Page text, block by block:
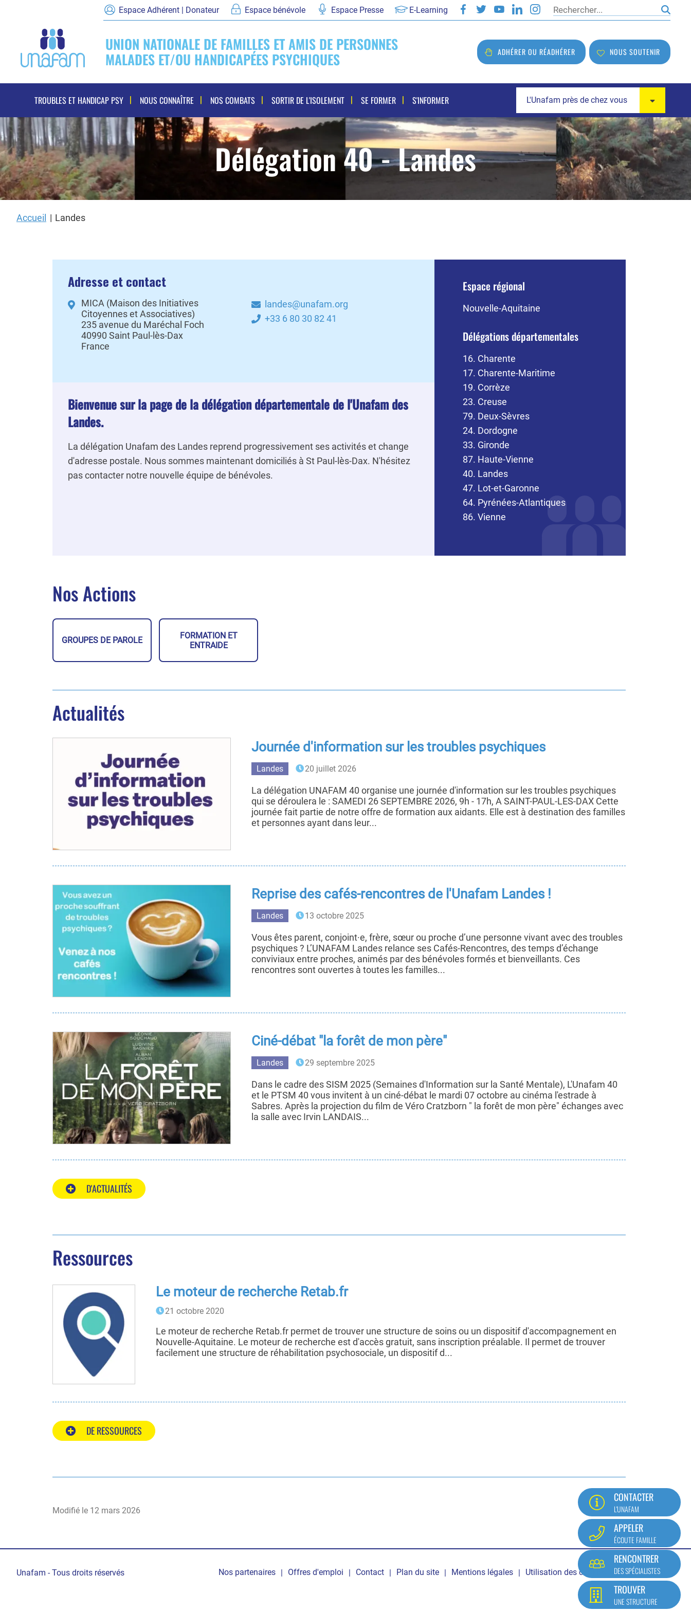
Espace Adhérent | Donateur Espace bénévole Espace Presse E-Learning Rechercher
UNION NATIONALE DE FAMILLES ET AMIS DE PERSONNES
MALADES ET/OU HANDICAPÉES PSYCHIQUES ADHÉRER OU RÉADHÉRER NOUS SOUTENIR
Navigation
principale
TROUBLES ET HANDICAP PSY NOUS CONNAÎTRE NOS COMBATS SORTIR DE L'ISOLEMENT SE FORMER S'INFORMER L'Unafam près de chez vous
Délégation 40 - Landes
Accueil Landes
Adresse et contact
MICA (Maison des Initiatives
Citoyennes et Associatives)
235 avenue du Maréchal Foch
40990 Saint Paul-lès-Dax
France
landes@unafam.org
+33 6 80 30 82 41
Bienvenue sur la page de la délégation départementale de l'Unafam des
Landes.
La délégation Unafam des Landes reprend progressivement ses activités et change
d'adresse postale. Nous sommes maintenant domiciliés à St Paul-lès-Dax. N'hésitez
pas contacter notre nouvelle équipe de bénévoles.
Espace régional
Nouvelle-Aquitaine
Délégations départementales
16. Charente
17. Charente-Maritime
19. Corrèze
23. Creuse
79. Deux-Sèvres
24. Dordogne
33. Gironde
87. Haute-Vienne
40. Landes
47. Lot-et-Garonne
64. Pyrénées-Atlantiques
86. Vienne
Nos Actions
GROUPES DE PAROLE
FORMATION ET
ENTRAIDE
Actualités
Journée d'information sur les troubles psychiques
Landes 20 juillet 2026
La délégation UNAFAM 40 organise une journée d'information sur les troubles psychiques
qui se déroulera le : SAMEDI 26 SEPTEMBRE 2026, 9h - 17h, A SAINT-PAUL-LES-DAX Cette
journée fait partie de notre offre de formation aux aidants. Elle est à destination des familles
et personnes ayant dans leur...
Reprise des cafés-rencontres de l'Unafam Landes !
Landes 13 octobre 2025
Vous êtes parent, conjoint·e, frère, sœur ou proche d’une personne vivant avec des troubles
psychiques ? L’UNAFAM Landes relance ses Cafés-Rencontres, des temps d’échange
conviviaux entre proches, animés par des bénévoles formés et bienveillants. Ces
rencontres sont ouvertes à toutes les familles...
Ciné-débat "la forêt de mon père"
Landes 29 septembre 2025
Dans le cadre des SISM 2025 (Semaines d'Information sur la Santé Mentale), L'Unafam 40
et le PTSM 40 vous invitent à un ciné-débat le mardi 07 octobre au cinéma l'estrade à
Sabres. Après la projection du film de Véro Cratzborn " la forêt de mon père" échanges avec
la salle avec Irvin LANDAIS...
D'ACTUALITÉS
Ressources
Le moteur de recherche Retab.fr
21 octobre 2020
Le moteur de recherche Retab.fr permet de trouver une structure de soins ou un dispositif d'accompagnement en
Nouvelle-Aquitaine. Le moteur de recherche est d'accès gratuit, sans inscription préalable. Il permet de trouver
facilement une structure de réhabilitation psychosociale, un dispositif d...
DE RESSOURCES
Modifié le 12 mars 2026
CONTACTER
L'UNAFAM
APPELER
ÉCOUTE FAMILLE
RENCONTRER
DES SPÉCIALISTES
TROUVER
UNE STRUCTURE
Unafam - Tous droits réservés
Pied
Nos partenaires Offres d'emploi Contact Plan du site Mentions légales Utilisation des cookies Mon compte